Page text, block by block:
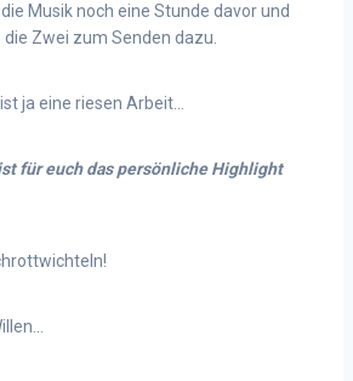
Musik noch eine Stunde davor und
Zwei zum Senden dazu.
ist ja eine riesen Arbeit…
ist für euch das persönliche Highlight